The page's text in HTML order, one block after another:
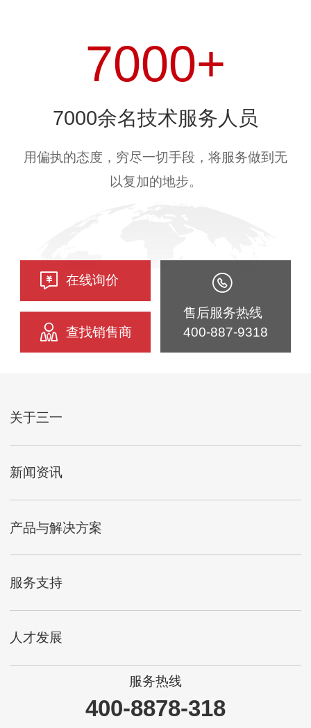
7000+
7000余名技术服务人员
用偏执的态度，穷尽一切手段，将服务做到无
以复加的地步。
在线询价
查找销售商
售后服务热线
400-887-9318
关于三一
新闻资讯
产品与解决方案
服务支持
人才发展
服务热线
400-8878-318